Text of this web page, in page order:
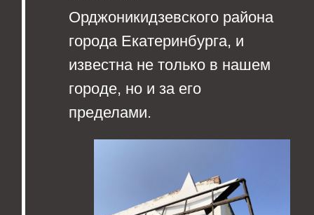
дефицита наглядных средств
(моделей), позволяющих доступно
объяснить принципы работы таких
сооружений и тем самым повысить